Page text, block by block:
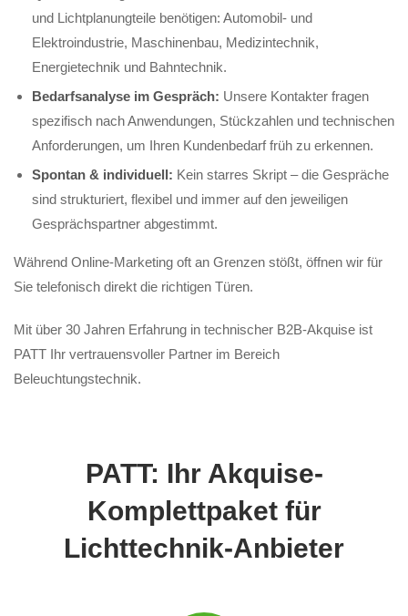
und Lichtplanungteile benötigen: Automobil- und
Elektroindustrie, Maschinenbau, Medizintechnik,
Energietechnik und Bahntechnik.
Bedarfsanalyse im Gespräch: Unsere Kontakter fragen
spezifisch nach Anwendungen, Stückzahlen und technischen
Anforderungen, um Ihren Kundenbedarf früh zu erkennen.
Spontan & individuell: Kein starres Skript – die Gespräche
sind strukturiert, flexibel und immer auf den jeweiligen
Gesprächspartner abgestimmt.
Während Online-Marketing oft an Grenzen stößt, öffnen wir für
Sie telefonisch direkt die richtigen Türen.
Mit über 30 Jahren Erfahrung in technischer B2B-Akquise ist
PATT Ihr vertrauensvoller Partner im Bereich
Beleuchtungstechnik.
PATT: Ihr Akquise-
Komplettpaket für
Lichttechnik-Anbieter